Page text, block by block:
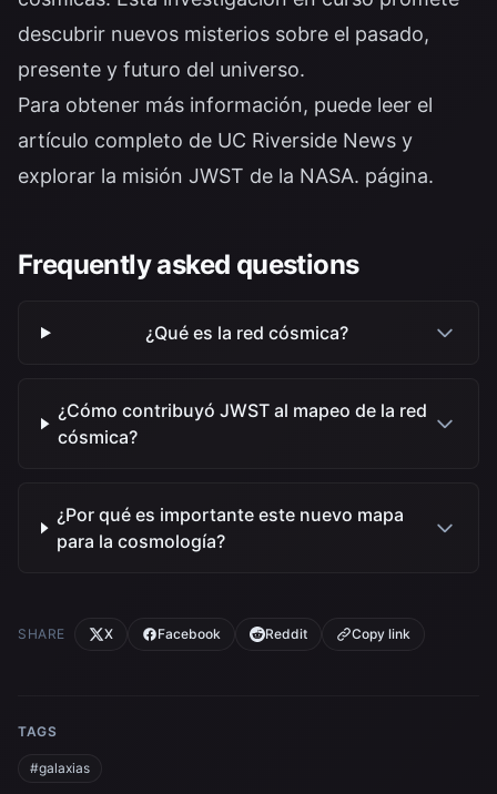
descubrir nuevos misterios sobre el pasado,
presente y futuro del universo.
Para obtener más información, puede leer el
artículo completo de UC Riverside News y
explorar la misión JWST de la NASA. página.
Frequently asked questions
¿Qué es la red cósmica?
¿Cómo contribuyó JWST al mapeo de la red
cósmica?
¿Por qué es importante este nuevo mapa
para la cosmología?
SHARE X Facebook Reddit Copy link
TAGS
#galaxias